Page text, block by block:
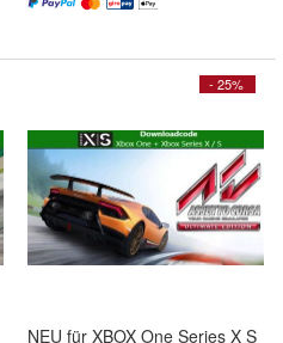
- 25%
NEU für XBOX One Series X S